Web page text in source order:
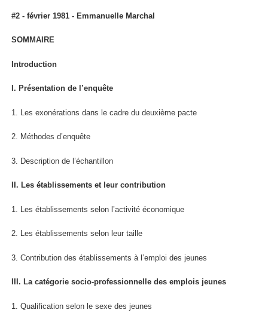
#2 - février 1981 - Emmanuelle Marchal
SOMMAIRE
Introduction
I. Présentation de l’enquête
1. Les exonérations dans le cadre du deuxième pacte
2. Méthodes d’enquête
3. Description de l’échantillon
II. Les établissements et leur contribution
1. Les établissements selon l’activité économique
2. Les établissements selon leur taille
3. Contribution des établissements à l’emploi des jeunes
III. La catégorie socio-professionnelle des emplois jeunes
1. Qualification selon le sexe des jeunes